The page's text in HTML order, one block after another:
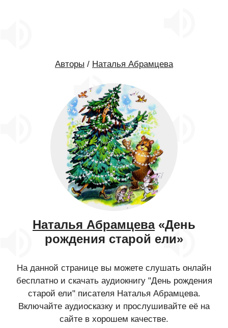
Авторы / Наталья Абрамцева
Наталья Абрамцева«День
рождения старой ели»
На данной странице вы можете слушать онлайн
бесплатно и скачать аудиокнигу "День рождения
старой ели" писателя Наталья Абрамцева.
Включайте аудиосказку и прослушивайте её на
сайте в хорошем качестве.